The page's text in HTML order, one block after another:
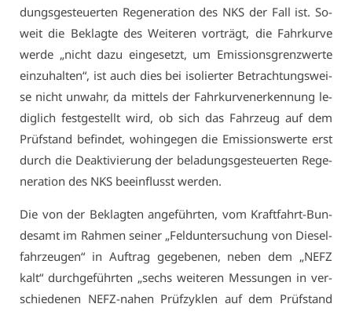
dungs­ge­steu­er­ten Re­ge­ne­ra­ti­on des NKS der Fall ist. So­
weit die Be­klag­te des Wei­te­ren vor­trägt, die Fahr­kur­ve
wer­de „nicht da­zu ein­ge­setzt, um Emis­si­ons­grenz­wer­te
ein­zu­hal­ten“, ist auch dies bei iso­lier­ter Be­trach­tungs­wei­
se nicht un­wahr, da mit­tels der Fahr­kur­ven­er­ken­nung le­
dig­lich fest­ge­stellt wird, ob sich das Fahr­zeug auf dem
Prüf­stand be­fin­det, wo­hin­ge­gen die Emis­si­ons­wer­te erst
durch die De­ak­ti­vie­rung der be­la­dungs­ge­steu­er­ten Re­ge­
ne­ra­ti­on des NKS be­ein­flusst wer­den.
Die von der Be­klag­ten an­ge­führ­ten, vom Kraft­fahrt-Bun­
des­amt im Rah­men sei­ner „Feld­un­ter­su­chung von Die­sel­
fahr­zeu­gen“ in Auf­trag ge­ge­be­nen, ne­ben dem „NEFZ
kalt“ durch­ge­führ­ten „sechs wei­te­ren Mes­sun­gen in ver­
schie­de­nen NEFZ-na­hen Prüf­zy­klen auf dem Prüf­stand